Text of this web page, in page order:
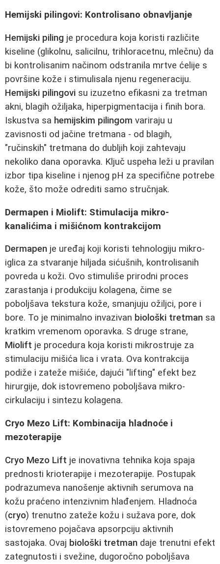
Hemijski pilingovi: Kontrolisano obnavljanje
Hemijski piling je procedura koja koristi različite
kiseline (glikolnu, salicilnu, trihloracetnu, mlečnu) da
bi kontrolisanim načinom odstranila mrtve ćelije s
površine kože i stimulisala njenu regeneraciju.
Hemijski pilingovi su izuzetno efikasni za tretman
akni, blagih ožiljaka, hiperpigmentacija i finih bora.
Iskustva sa hemijskim pilingom variraju u
zavisnosti od jačine tretmana - od blagih,
"ručinskih" tretmana do dubljih koji zahtevaju
nekoliko dana oporavka. Ključ uspeha leži u pravilan
izbor tipa kiseline i njenog pH za specifične potrebe
kože, što može odrediti samo stručnjak.
Dermapen i Miolift: Stimulacija mikro-
kanalićima i mišićnom kontrakcijom
Dermapen je uređaj koji koristi tehnologiju mikro-
iglica za stvaranje hiljada sićušnih, kontrolisanih
povreda u koži. Ovo stimuliše prirodni proces
zarastanja i produkciju kolagena, čime se
poboljšava tekstura kože, smanjuju ožiljci, pore i
bore. To je minimalno invazivan biološki tretman sa
kratkim vremenom oporavka. S druge strane,
Miolift je procedura koja koristi mikrostruje za
stimulaciju mišića lica i vrata. Ova kontrakcija
podiže i zateže mišiće, dajući "lifting" efekt bez
hirurgije, dok istovremeno poboljšava mikro-
cirkulaciju i sintezu kolagena.
Cryo Mezo Lift: Kombinacija hladnoće i
mezoterapije
Cryo Mezo Lift je inovativna tehnika koja spaja
prednosti krioterapije i mezoterapije. Postupak
podrazumeva nanošenje aktivnih serumova na
kožu praćeno intenzivnim hlađenjem. Hladnoća
(cryo) trenutno zateže kožu i sužava pore, dok
istovremeno pojačava apsorpciju aktivnih
sastojaka. Ovaj biološki tretman daje trenutni efekt
zategnutosti i svežine, dugoročno poboljšava